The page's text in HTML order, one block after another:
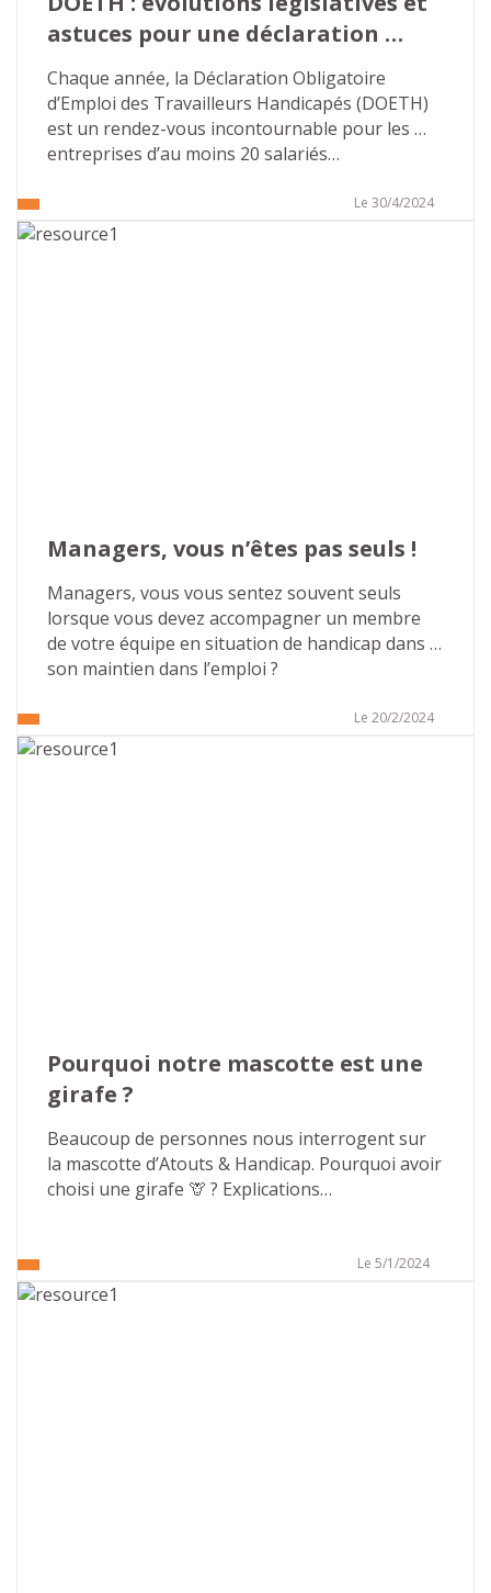
astuces pour une déclaration
réussie
Chaque année, la Déclaration Obligatoire
d’Emploi des Travailleurs Handicapés (DOETH)
est un rendez-vous incontournable pour les
entreprises d’au moins 20 salariés…
Le 30/4/2024
Managers, vous n’êtes pas seuls !
Managers, vous vous sentez souvent seuls
lorsque vous devez accompagner un membre
de votre équipe en situation de handicap dans
son maintien dans l’emploi ?
Le 20/2/2024
Pourquoi notre mascotte est une
girafe ?
Beaucoup de personnes nous interrogent sur
la mascotte d’Atouts & Handicap. Pourquoi avoir
choisi une girafe 🦒 ? Explications…
Le 5/1/2024